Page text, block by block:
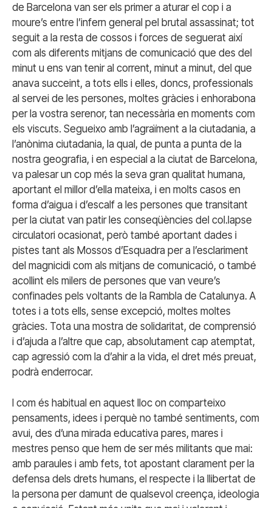
de Barcelona van ser els primer a aturar el cop i a
moure’s entre l’infern general pel brutal assassinat; tot
seguit a la resta de cossos i forces de seguerat així
com als diferents mitjans de comunicació que des del
minut u ens van tenir al corrent, minut a minut, del que
anava succeint, a tots ells i elles, doncs, professionals
al servei de les persones, moltes gràcies i enhorabona
per la vostra serenor, tan necessària en moments com
els viscuts. Segueixo amb l’agraïment a la ciutadania, a
l’anònima ciutadania, la qual, de punta a punta de la
nostra geografia, i en especial a la ciutat de Barcelona,
va palesar un cop més la seva gran qualitat humana,
aportant el millor d’ella mateixa, i en molts casos en
forma d’aigua i d’escalf a les persones que transitant
per la ciutat van patir les conseqüències del col.lapse
circulatori ocasionat, però també aportant dades i
pistes tant als Mossos d’Esquadra per a l’esclariment
del magnicidi com als mitjans de comunicació, o també
acollint els milers de persones que van veure’s
confinades pels voltants de la Rambla de Catalunya. A
totes i a tots ells, sense excepció, moltes moltes
gràcies. Tota una mostra de solidaritat, de comprensió
i d’ajuda a l’altre que cap, absolutament cap atemptat,
cap agressió com la d’ahir a la vida, el dret més preuat,
podrà enderrocar.
I com és habitual en aquest lloc on comparteixo
pensaments, idees i perquè no també sentiments, com
avui, des d’una mirada educativa pares, mares i
mestres penso que hem de ser més militants que mai:
amb paraules i amb fets, tot apostant clarament per la
defensa dels drets humans, el respecte i la llibertat de
la persona per damunt de qualsevol creença, ideologia